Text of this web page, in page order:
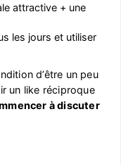
attractive + une
les jours et utiliser
d’être un peu
un like réciproque
à discuter